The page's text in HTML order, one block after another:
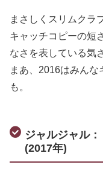
まさしくスリムクラ
キャッチコピーの短
なさを表している気
まあ、2016はみん
も。
ジャルジャル
(2017年)